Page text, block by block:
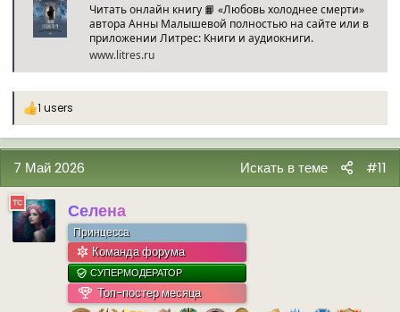
Читать онлайн книгу 📙 «Любовь холоднее смерти»
автора Анны Малышевой полностью на сайте или в
приложении Литрес: Книги и аудиокниги.
www.litres.ru
Р
е
а
ц
и
и
:
1 users
7 Май 2026 Искать в теме #11
Селена
Принцесса
Команда форума
СУПЕРМОДЕРАТОР
Топ-постер месяца